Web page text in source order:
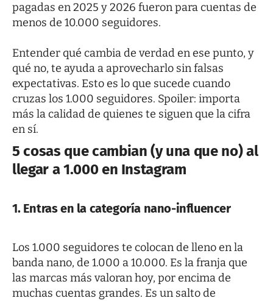
pagadas en 2025 y 2026 fueron para cuentas de
menos de 10.000 seguidores.
Entender qué cambia de verdad en ese punto, y
qué no, te ayuda a aprovecharlo sin falsas
expectativas. Esto es lo que sucede cuando
cruzas los 1.000 seguidores. Spoiler: importa
más la calidad de quienes te siguen que la cifra
en sí.
5 cosas que cambian (y una que no) al
llegar a 1.000 en Instagram
1. Entras en la categoría nano-influencer
Los 1.000 seguidores te colocan de lleno en la
banda nano, de 1.000 a 10.000. Es la franja que
las marcas más valoran hoy, por encima de
muchas cuentas grandes. Es un salto de